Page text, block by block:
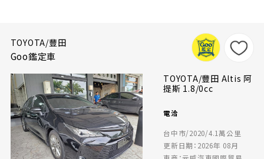
TOYOTA/豐田
Goo鑑定車
TOYOTA/豐田 Altis 阿
提斯 1.8/0cc
電洽
台中市/2020/4.1萬公里
更新日期：2026年 08月